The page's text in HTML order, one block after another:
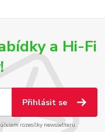
a Hi-Fi
Přihlásit se
rozesílky newsletteru.